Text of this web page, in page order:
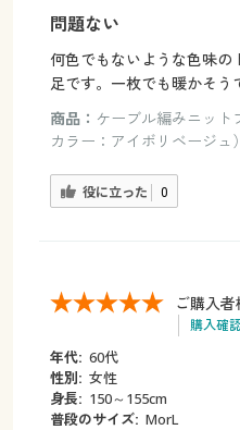
問題ない
何色でもないような色味の
足です。一枚でも暖かそう
商品： ケーブル編みニッ
カラー：アイボリベージュ）
役に立った 0
ご購入者
購入確
年代: 60代
性別: 女性
身長: 150～155cm
普段のサイズ: MorL